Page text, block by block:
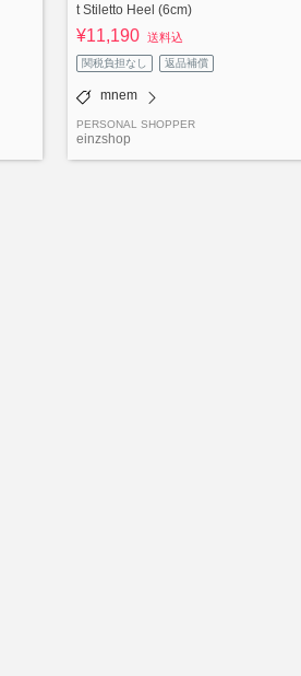
t Stiletto Heel (6cm)
¥11,190 送料込
関税負担なし 返品補償
mnem
PERSONAL SHOPPER
einzshop